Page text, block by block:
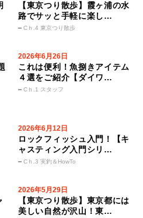
【東京つり散歩】霞ヶ浦の水
路でサッと手軽に楽し…
Cｈ.4 東京つり散歩
2026年6月26日
これは便利！魚捌きアイテム
４選をご紹介【ダイワ…
Cｈ.1 スタッフ
2026年6月12日
ロックフィッシュ入門！【キ
ャスティング入門シリ…
Cｈ.3 実釣＆HowTo
2026年5月29日
【東京つり散歩】東京都には
美しい自然が沢山！東…